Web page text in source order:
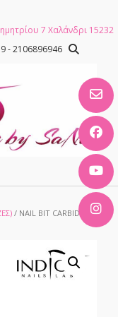
7 Χαλάνδρι 15232
- 2106896946
/ NAIL BIT CARBIDE 3